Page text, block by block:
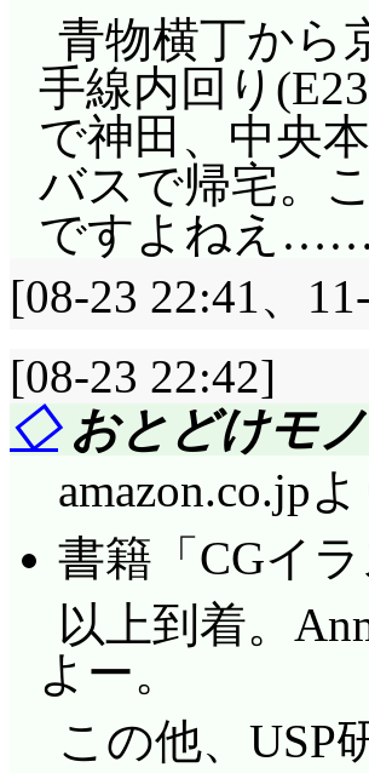
青物横丁から
手線内回り
で神田、中央
バスで帰宅。
ですよねえ……
[08-23 22:41、
[08-23 22:42]
◇おとどけモノ
amazon.co.jpよ
書籍「CGイ
以上到着。
よー。
この他、USP